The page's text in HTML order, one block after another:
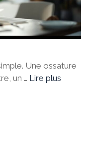
Une ossature
un … Lire plus